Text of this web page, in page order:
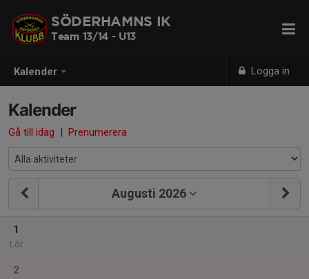
Kalender Logga in
SÖDERHAMNS IK
Team 13/14 - U13
Kalender
Gå till idag | Prenumerera
Augusti 2026
1
Lör
2